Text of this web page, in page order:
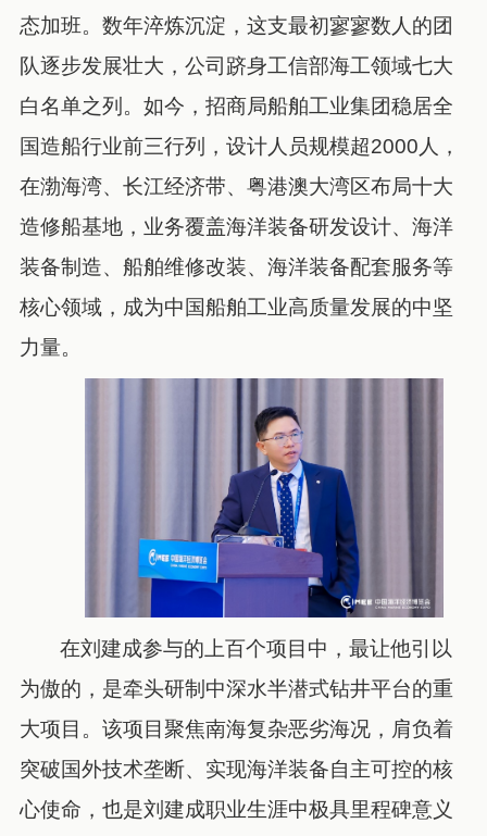
态加班。数年淬炼沉淀，这支最初寥寥数人的团
队逐步发展壮大，公司跻身工信部海工领域七大
白名单之列。如今，招商局船舶工业集团稳居全
国造船行业前三行列，设计人员规模超2000人，
在渤海湾、长江经济带、粤港澳大湾区布局十大
造修船基地，业务覆盖海洋装备研发设计、海洋
装备制造、船舶维修改装、海洋装备配套服务等
核心领域，成为中国船舶工业高质量发展的中坚
力量。
在刘建成参与的上百个项目中，最让他引以
为傲的，是牵头研制中深水半潜式钻井平台的重
大项目。该项目聚焦南海复杂恶劣海况，肩负着
突破国外技术垄断、实现海洋装备自主可控的核
心使命，也是刘建成职业生涯中极具里程碑意义